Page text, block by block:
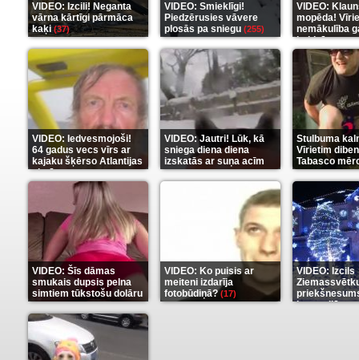
VIDEO: Izcili! Neganta
vārna kārtīgi pārmāca
kaķi(37)
VIDEO: Smieklīgi!
Piedzērusies vāvere
plosās pa sniegu (255)
VIDEO:
mopēda!
nemākulība
beidzās ar
(289)
VIDEO: Iedvesmojoši!
64 gadus vecs vīrs ar
kajaku šķērso Atlantijas
okeānu(5)
VIDEO: Jautri! Lūk, kā
sniega diena diena
izskatās ar suņa acīm
(6)
Stulbuma
Vīrietim
Tabasco
(7)
VIDEO: Šīs dāmas
smukais dupsis pelna
simtiem tūkstošu dolāru
(9)
VIDEO: Ko puisis ar
meiteni izdarīja
fotobūdiņā?(17)
VIDEO: Izcils
karu stilā(7)